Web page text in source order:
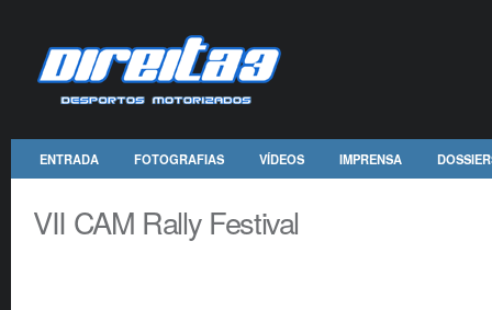
ENTRADA FOTOGRAFIAS VÍDEOS IMPRENSA
VII CAM Rally Festival